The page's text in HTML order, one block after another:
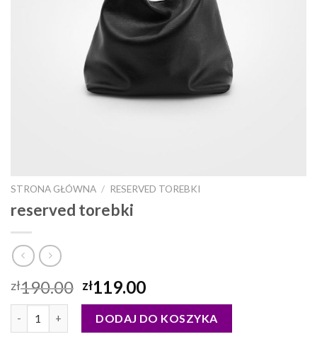
STRONA GŁÓWNA / RESERVED TOREBKI
reserved torebki
zł190.00 zł119.00
DODAJ DO KOSZYKA